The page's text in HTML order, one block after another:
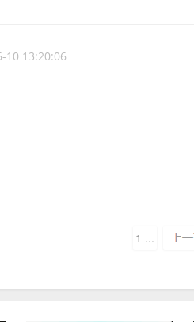
10 13:20:06
1 ...